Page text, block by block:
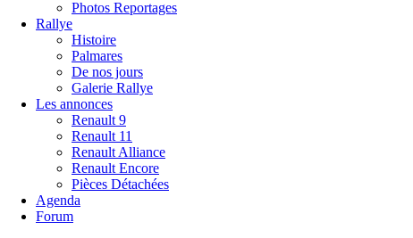
Photos Reportages
Rallye
Histoire
Palmares
De nos jours
Galerie Rallye
Les annonces
Renault 9
Renault 11
Renault Alliance
Renault Encore
Pièces Détachées
Agenda
Forum